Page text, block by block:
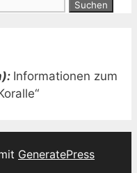
Informationen zum
GeneratePress